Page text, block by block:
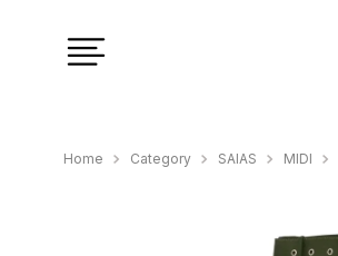
Category SAIAS MIDI